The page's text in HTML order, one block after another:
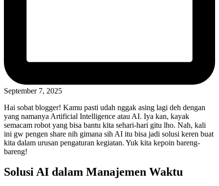
September 7, 2025
Hai sobat blogger! Kamu pasti udah nggak asing lagi deh dengan
yang namanya Artificial Intelligence atau AI. Iya kan, kayak
semacam robot yang bisa bantu kita sehari-hari gitu lho. Nah, kali
ini gw pengen share nih gimana sih AI itu bisa jadi solusi keren buat
kita dalam urusan pengaturan kegiatan. Yuk kita kepoin bareng-
bareng!
Solusi AI dalam Manajemen Waktu